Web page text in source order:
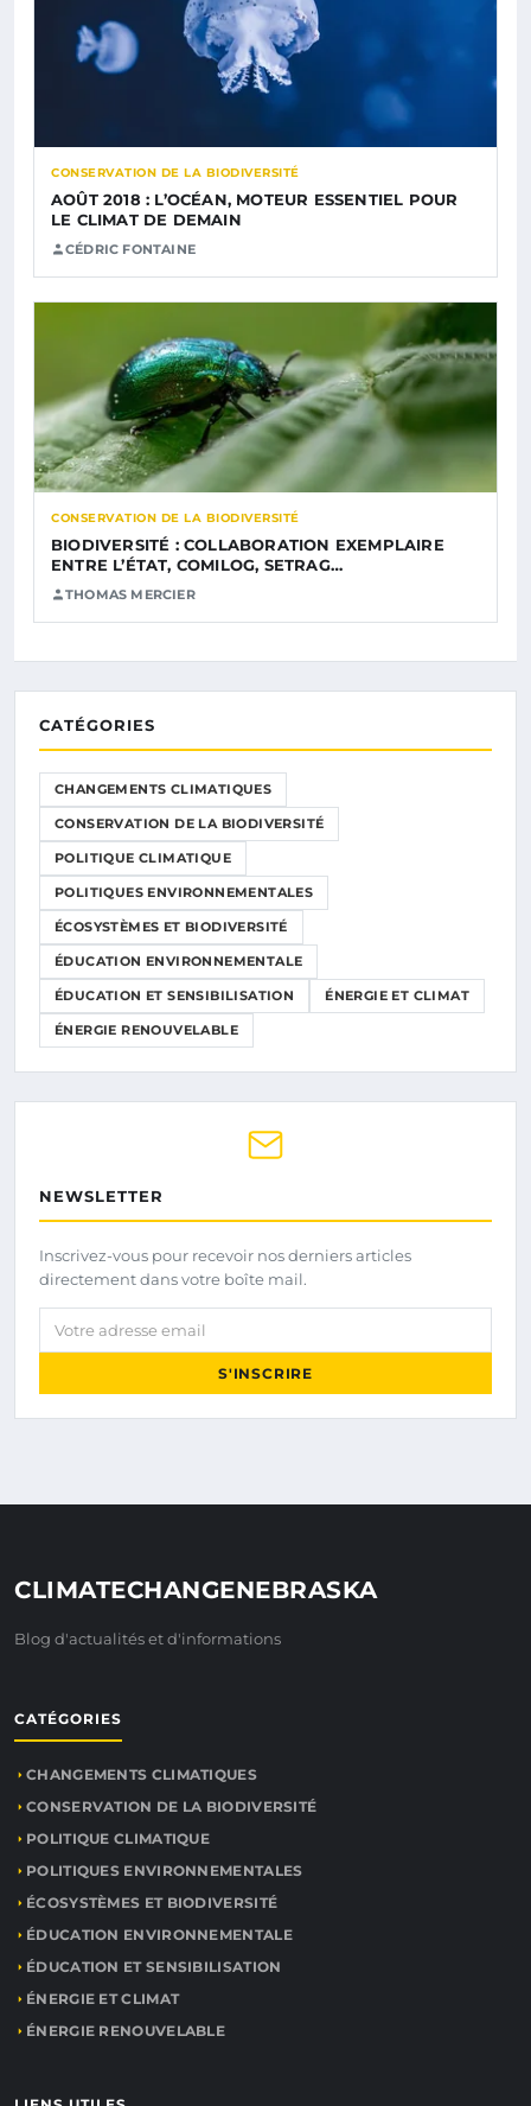
CONSERVATION DE LA BIODIVERSITÉ
AOÛT 2018 : L’OCÉAN, MOTEUR ESSENTIEL POUR
LE CLIMAT DE DEMAIN
CÉDRIC FONTAINE
CONSERVATION DE LA BIODIVERSITÉ
BIODIVERSITÉ : COLLABORATION EXEMPLAIRE
ENTRE L’ÉTAT, COMILOG, SETRAG…
THOMAS MERCIER
CATÉGORIES
CHANGEMENTS CLIMATIQUES
CONSERVATION DE LA BIODIVERSITÉ
POLITIQUE CLIMATIQUE
POLITIQUES ENVIRONNEMENTALES
ÉCOSYSTÈMES ET BIODIVERSITÉ
ÉDUCATION ENVIRONNEMENTALE
ÉDUCATION ET SENSIBILISATION ÉNERGIE ET CLIMAT
ÉNERGIE RENOUVELABLE
NEWSLETTER
Inscrivez-vous pour recevoir nos derniers articles
directement dans votre boîte mail.
Votre adresse email
S'INSCRIRE
CLIMATECHANGENEBRASKA
Blog d'actualités et d'informations
CATÉGORIES
CHANGEMENTS CLIMATIQUES
CONSERVATION DE LA BIODIVERSITÉ
POLITIQUE CLIMATIQUE
POLITIQUES ENVIRONNEMENTALES
ÉCOSYSTÈMES ET BIODIVERSITÉ
ÉDUCATION ENVIRONNEMENTALE
ÉDUCATION ET SENSIBILISATION
ÉNERGIE ET CLIMAT
ÉNERGIE RENOUVELABLE